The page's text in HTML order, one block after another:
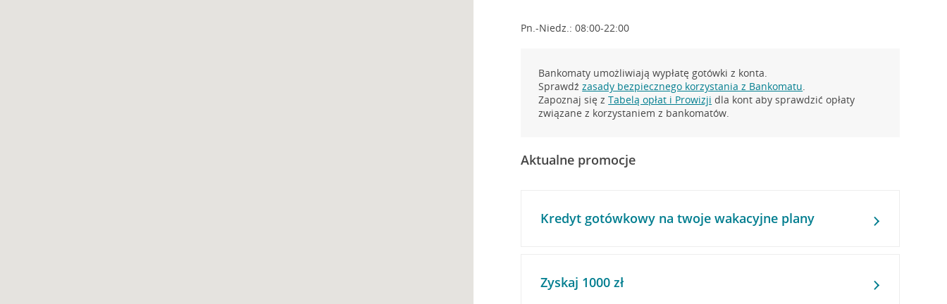
Pn.-Niedz.: 08:00-22:00
Bankomaty umożliwiają wypłatę gotówki z konta.
Sprawdźzasady bezpiecznego korzystania z Bankomatu.
Zapoznaj się zTabelą opłat i Prowizji dla kont aby sprawdzić opłaty
związane z korzystaniem z bankomatów.
Aktualne promocje
Kredyt gotówkowy na twoje wakacyjne plany
Zyskaj 1000 zł